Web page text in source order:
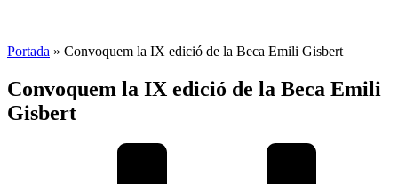
Portada » Convoquem la IX edició de la Beca Emili Gisbert
Convoquem la IX edició de la Beca Emili
Gisbert